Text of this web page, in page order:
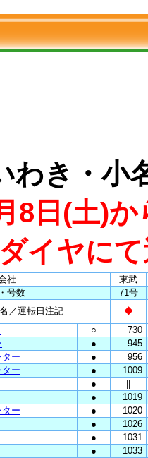
き・小
8日(土)
イヤに
社
東武
号数
71号
／運転日注記
◆
○
730
●
945
ー ●
956
ー ●
1009
●
●
1019
ー ●
1020
●
1026
●
1031
●
1033